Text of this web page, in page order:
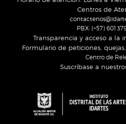
Centros de
PBX: (+57) 601
Transparencia y acceso a la
Formulario de peticiones,
Centro de
Suscríbase a